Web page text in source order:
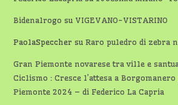
Bidenalrogo su VIGEVANO-VISTARINO
PaolaSpeccher suRaro puledro di zebra
Gran Piemonte novarese tra ville e
Ciclismo : Cresce l’attesa a
Piemonte 2024 – di Federico La Capria